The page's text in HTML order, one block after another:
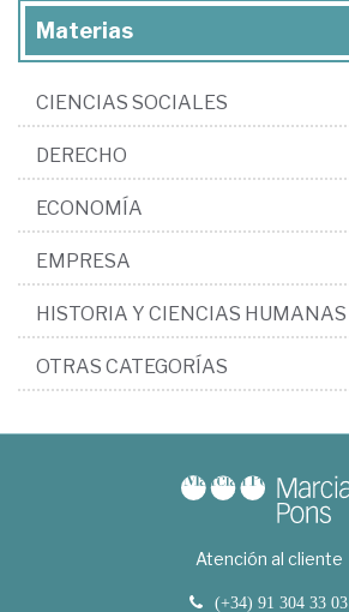
Materias
CIENCIAS SOCIALES
DERECHO
ECONOMÍA
EMPRESA
HISTORIA Y CIENCIAS HUMANAS
OTRAS CATEGORÍAS
Atención al cliente
(+34) 91 304 33 03